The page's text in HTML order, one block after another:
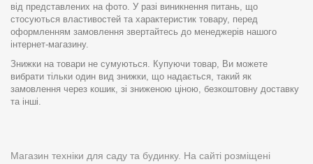
від представлених на фото. У разі виникнення питань, що
стосуються властивостей та характеристик товару, перед
оформленням замовлення звертайтесь до менеджерів нашого
інтернет-магазину.
Знижки на товари не сумуються. Купуючи товар, Ви можете
вибрати тільки один вид знижки, що надається, такий як
замовлення через кошик, зі зниженою ціною, безкоштовну доставку
та інші.
Магазин техніки для саду та будинку. На сайті розміщені